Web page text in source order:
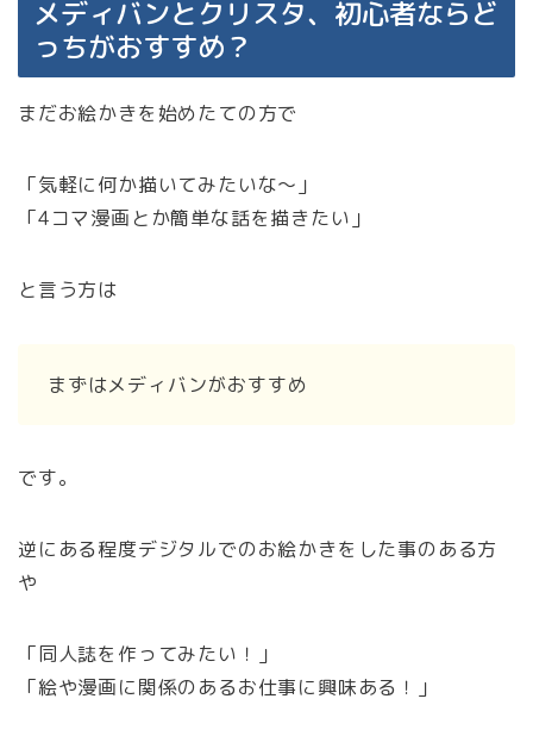
メディバンとクリスタ、初心者ならど
っちがおすすめ？
まだお絵かきを始めたての方で
「気軽に何か描いてみたいな〜」
「4コマ漫画とか簡単な話を描きたい」
と言う方は
まずはメディバンがおすすめ
です。
逆にある程度デジタルでのお絵かきをした事のある方
や
「同人誌を作ってみたい！」
「絵や漫画に関係のあるお仕事に興味ある！」